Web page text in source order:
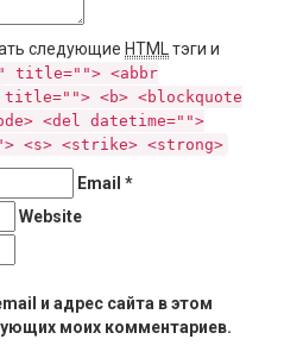
следующие HTML
тэги и
title=""> <abbr
<b> <blockquote
<del datetime="">
<s> <strike> <strong>
Email *
Website
и адрес сайта в этом
моих комментариев.